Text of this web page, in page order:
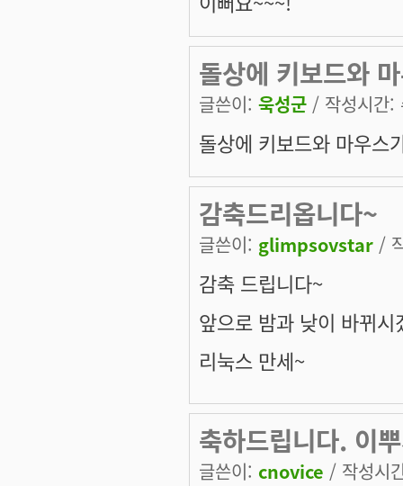
돌상에 키보드와
글쓴이: 욱성군 / 작성시간
돌상에 키보드와 마우스
감축드리옵니다~
글쓴이: glimpsovstar /
감축 드립니다~
앞으로 밤과 낮이 바뀌시
리눅스 만세~
축하드립니다. 이
글쓴이: cnovice / 작성시